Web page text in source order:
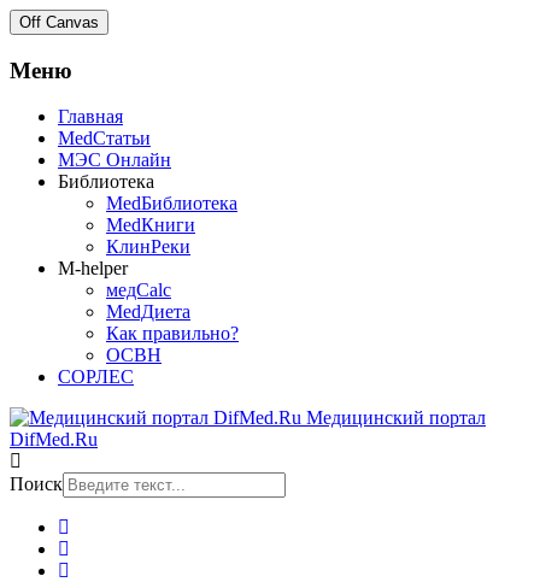
Off Canvas
Меню
Главная
MedСтатьи
МЭС Онлайн
Библиотека
MedБиблиотека
MedКниги
КлинРеки
M-helper
медCalc
MedДиета
Как правильно?
ОСВН
СОРЛЕС
Медицинский портал
DifMed.Ru
Поиск